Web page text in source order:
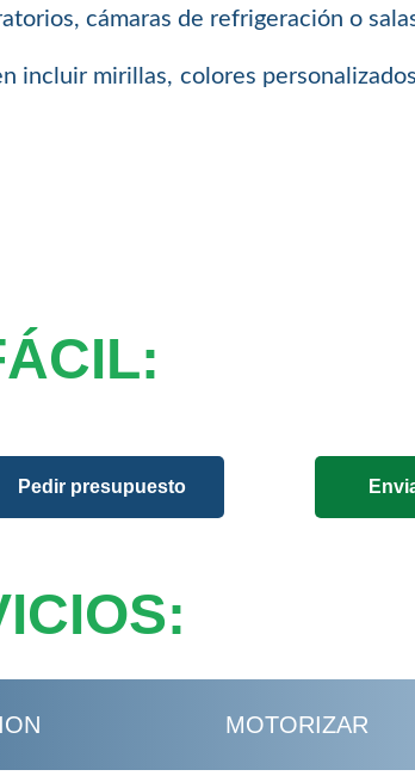
cámaras de refrigeración o
incluir mirillas, colores
Pedir presupuesto
MOTORIZAR